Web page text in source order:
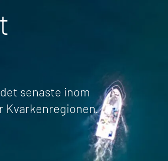
senaste inom
Kvarkenregionen.